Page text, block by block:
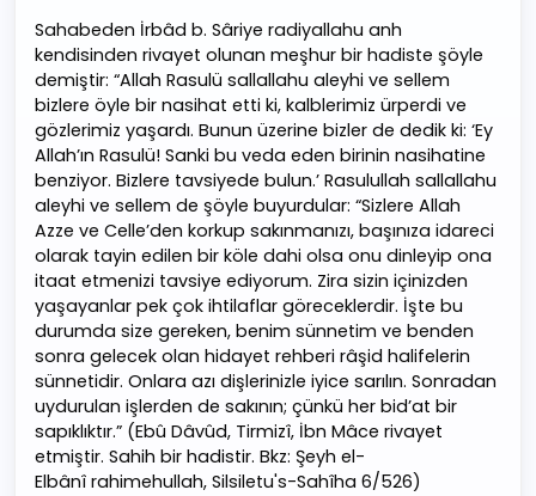
Sahabeden İrbâd b. Sâriye radiyallahu anh
kendisinden rivayet olunan meşhur bir hadiste şöyle
demiştir: “Allah Rasulü sallallahu aleyhi ve sellem
bizlere öyle bir nasihat etti ki, kalblerimiz ürperdi ve
gözlerimiz yaşardı. Bunun üzerine bizler de dedik ki: ‘Ey
Allah’ın Rasulü! Sanki bu veda eden birinin nasihatine
benziyor. Bizlere tavsiyede bulun.’ Rasulullah sallallahu
aleyhi ve sellem de şöyle buyurdular: “Sizlere Allah
Azze ve Celle’den korkup sakınmanızı, başınıza idareci
olarak tayin edilen bir köle dahi olsa onu dinleyip ona
itaat etmenizi tavsiye ediyorum. Zira sizin içinizden
yaşayanlar pek çok ihtilaflar göreceklerdir. İşte bu
durumda size gereken, benim sünnetim ve benden
sonra gelecek olan hidayet rehberi râşid halifelerin
sünnetidir. Onlara azı dişlerinizle iyice sarılın. Sonradan
uydurulan işlerden de sakının; çünkü her bid’at bir
sapıklıktır.” (Ebû Dâvûd, Tirmizî, İbn Mâce rivayet
etmiştir. Sahih bir hadistir. Bkz: Şeyh el-
Elbânî rahimehullah, Silsiletu's-Sahîha 6/526)